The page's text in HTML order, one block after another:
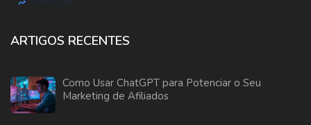
ARTIGOS RECENTES
Como Usar ChatGPT para Potenciar o Seu
Marketing de Afiliados